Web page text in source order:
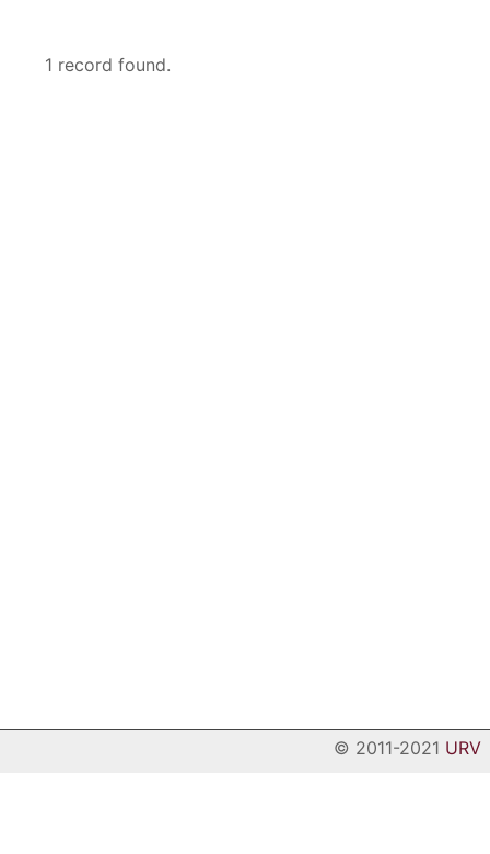
1 record found.
© 2011-2021 URV